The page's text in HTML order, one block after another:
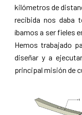
kilómetros de
recibida nos daba
íbamos a ser fieles
Hemos trabajado
diseñar y a
principal misión de